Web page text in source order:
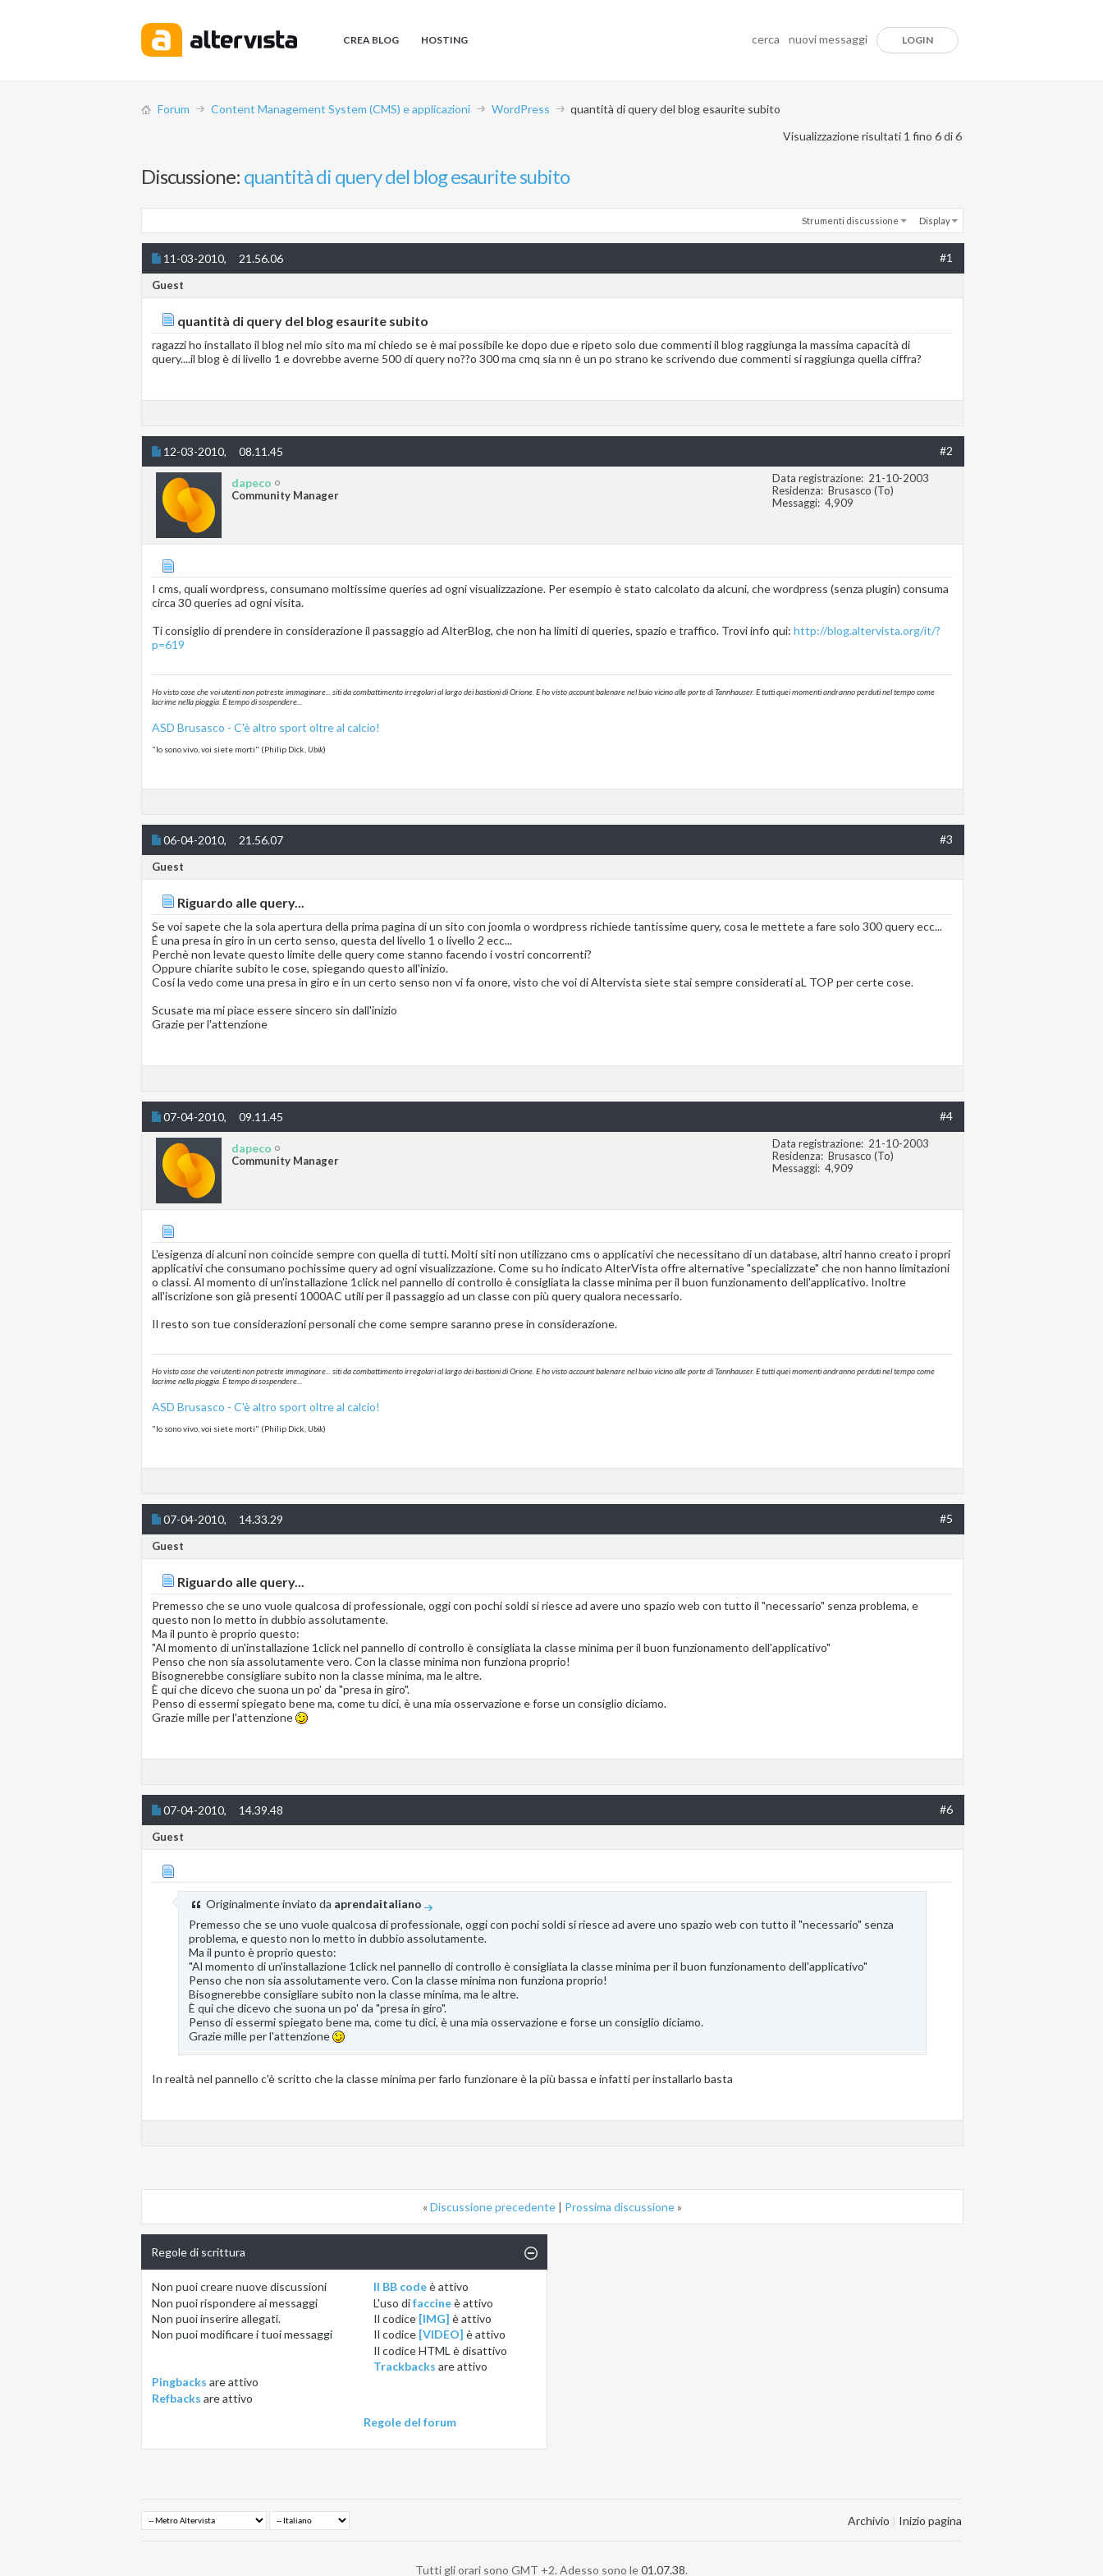
CREA BLOG HOSTING cerca nuovi messaggi LOGIN
Forum Content Management System (CMS) e applicazioni WordPress
quantità di query del blog esaurite subito
Visualizzazione risultati 1 fino 6 di 6
Discussione: quantità di query del blog esaurite subito
Strumenti discussione Display
11-03-2010, 21.56.06 #1
Guest
quantità di query del blog esaurite subito
ragazzi ho installato il blog nel mio sito ma mi chiedo se è mai possibile ke dopo due e ripeto solo due commenti il blog raggiunga la massima capacità di
query....il blog è di livello 1 e dovrebbe averne 500 di query no??o 300 ma cmq sia nn è un po strano ke scrivendo due commenti si raggiunga quella ciffra?
12-03-2010, 08.11.45 #2
dapeco
Community Manager
Data registrazione
21-10-2003
Residenza
Brusasco (To)
Messaggi 4,909
I cms, quali wordpress, consumano moltissime queries ad ogni visualizzazione. Per esempio è stato calcolato da alcuni, che wordpress (senza plugin) consuma
circa 30 queries ad ogni visita.
Ti consiglio di prendere in considerazione il passaggio ad AlterBlog, che non ha limiti di queries, spazio e traffico. Trovi info qui: http://blog.altervista.org/it/?
p=619
Ho visto cose che voi utenti non potreste immaginare... siti da combattimento irregolari al largo dei bastioni di Orione. E ho visto account balenare nel buio vicino alle porte di Tannhauser. E tutti quei momenti andranno perduti nel tempo come
lacrime nella pioggia. È tempo di sospendere...
ASD Brusasco - C'è altro sport oltre al calcio!
"Io sono vivo, voi siete morti" (Philip Dick, Ubik)
06-04-2010, 21.56.07 #3
Guest
Riguardo alle query...
Se voi sapete che la sola apertura della prima pagina di un sito con joomla o wordpress richiede tantissime query, cosa le mettete a fare solo 300 query ecc...
É una presa in giro in un certo senso, questa del livello 1 o livello 2 ecc...
Perchè non levate questo limite delle query come stanno facendo i vostri concorrenti?
Oppure chiarite subito le cose, spiegando questo all'inizio.
Cosí la vedo come una presa in giro e in un certo senso non vi fa onore, visto che voi di Altervista siete stai sempre considerati aL TOP per certe cose.
Scusate ma mi piace essere sincero sin dall'inizio
Grazie per l'attenzione
07-04-2010, 09.11.45 #4
dapeco
Community Manager
Data registrazione
21-10-2003
Residenza
Brusasco (To)
Messaggi 4,909
L'esigenza di alcuni non coincide sempre con quella di tutti. Molti siti non utilizzano cms o applicativi che necessitano di un database, altri hanno creato i propri
applicativi che consumano pochissime query ad ogni visualizzazione. Come su ho indicato AlterVista offre alternative "specializzate" che non hanno limitazioni
o classi. Al momento di un'installazione 1click nel pannello di controllo è consigliata la classe minima per il buon funzionamento dell'applicativo. Inoltre
all'iscrizione son già presenti 1000AC utili per il passaggio ad un classe con più query qualora necessario.
Il resto son tue considerazioni personali che come sempre saranno prese in considerazione.
Ho visto cose che voi utenti non potreste immaginare... siti da combattimento irregolari al largo dei bastioni di Orione. E ho visto account balenare nel buio vicino alle porte di Tannhauser. E tutti quei momenti andranno perduti nel tempo come
lacrime nella pioggia. È tempo di sospendere...
ASD Brusasco - C'è altro sport oltre al calcio!
"Io sono vivo, voi siete morti" (Philip Dick, Ubik)
07-04-2010, 14.33.29 #5
Guest
Riguardo alle query...
Premesso che se uno vuole qualcosa di professionale, oggi con pochi soldi si riesce ad avere uno spazio web con tutto il "necessario" senza problema, e
questo non lo metto in dubbio assolutamente.
Ma il punto è proprio questo:
"Al momento di un'installazione 1click nel pannello di controllo è consigliata la classe minima per il buon funzionamento dell'applicativo"
Penso che non sia assolutamente vero. Con la classe minima non funziona proprio!
Bisognerebbe consigliare subito non la classe minima, ma le altre.
È qui che dicevo che suona un po' da "presa in giro".
Penso di essermi spiegato bene ma, come tu dici, è una mia osservazione e forse un consiglio diciamo.
Grazie mille per l'attenzione
07-04-2010, 14.39.48 #6
Guest
Originalmente inviato da aprendaitaliano
Premesso che se uno vuole qualcosa di professionale, oggi con pochi soldi si riesce ad avere uno spazio web con tutto il "necessario" senza
problema, e questo non lo metto in dubbio assolutamente.
Ma il punto è proprio questo:
"Al momento di un'installazione 1click nel pannello di controllo è consigliata la classe minima per il buon funzionamento dell'applicativo"
Penso che non sia assolutamente vero. Con la classe minima non funziona proprio!
Bisognerebbe consigliare subito non la classe minima, ma le altre.
È qui che dicevo che suona un po' da "presa in giro".
Penso di essermi spiegato bene ma, come tu dici, è una mia osservazione e forse un consiglio diciamo.
Grazie mille per l'attenzione
In realtà nel pannello c'è scritto che la classe minima per farlo funzionare è la più bassa e infatti per installarlo basta
«Discussione precedente | Prossima discussione»
Regole di scrittura
Non puoicreare nuove discussioni
Non puoirispondere ai messaggi
Non puoiinserire allegati.
Non puoimodificare i tuoi messaggi
Il BB codeèattivo
L'uso difaccineèattivo
Il codice [IMG] èattivo
Il codice [VIDEO] èattivo
Il codice HTML èdisattivo
Trackbacks areattivo
Pingbacks areattivo
Refbacks areattivo
Regole del forum
Archivio | Inizio pagina
Tutti gli orari sono GMT +2. Adesso sono le01.07.38.